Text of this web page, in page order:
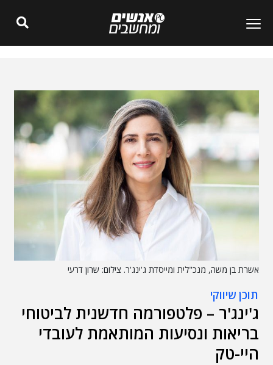
אשרת בן משה, מנכ"לית ומייסדת ג'ינג'ר. צילום: שרון דרעי
תוכן שיווקי
ג'ינג'ר – פלטפורמה חדשנית לביטוחי
בריאות ונסיעות המותאמת לעובדי
היי-טק